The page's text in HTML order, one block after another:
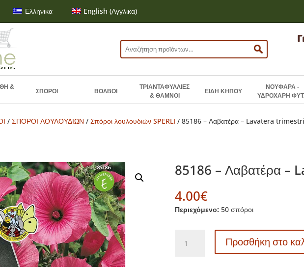
Ελληνικα English (Αγγλικα)
Αναζήτηση
για:
&
ΣΠΟΡΟΙ ΒΟΛΒΟΙ
ΤΡΙΑΝΤΑΦΥΛΛΙΕΣ
& ΘΑΜΝΟΙ
ΕΙΔΗ ΚΗΠΟΥ
ΝΟΥΦΑΡΑ -
ΥΔΡΟΧΑΡΗ
/ΣΠΟΡΟΙ ΛΟΥΛΟΥΔΙΩΝ /Σπόροι λουλουδιών SPERLI / 85186 – Λαβατέρα – Lavatera
85186 – Λαβατέρα –
4.00€
Περιεχόμενο: 50 σπόροι
Προσθήκη στο